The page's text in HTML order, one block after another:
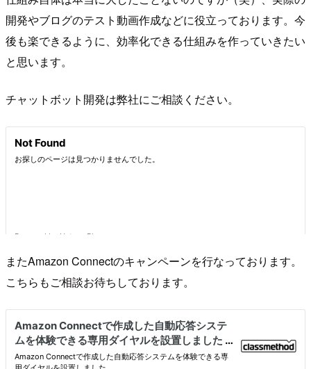
開発やブログのテスト動画作成などに役立っております。今
後も楽できるように、効率化できる仕組みを作っていきたい
と思います。
チャットボット開発は弊社にご相談ください。
またAmazon Connectのキャンペーンを行なっております。
こちらもご相談お待ちしております。